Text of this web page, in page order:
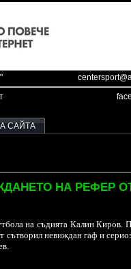
САЙТА
НА РЕФЕР
на съдията Калин Киров.
сътворил невиждан гаф и